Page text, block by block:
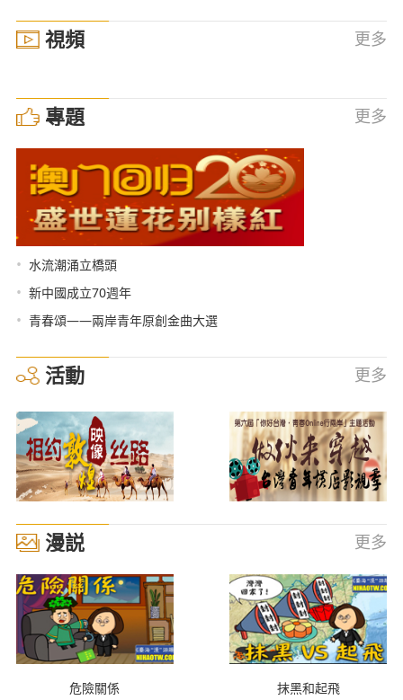
視頻 更多
專題 更多
• 水流潮涌立橋頭
• 新中國成立70週年
• 青春頌——兩岸青年原創金曲大選
活動 更多
漫説 更多
危險關係 抹黑和起飛